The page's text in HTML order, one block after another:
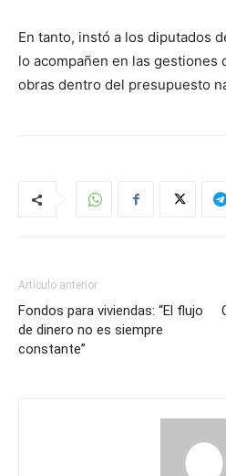
En tanto, instó a los diputados
lo acompañen en las gestiones
obras dentro del presupuesto
Artículo anterior
Fondos para viviendas: “El flujo
de dinero no es siempre
constante”